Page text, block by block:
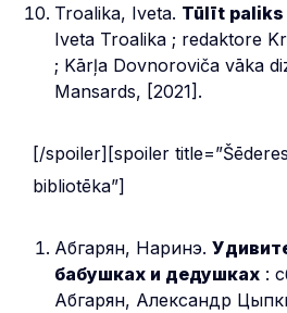
Troalika, Iveta. Tūlīt paliks
Iveta Troalika ; redaktore
; Kārļa Dovnoroviča vāka
Mansards, [2021].
[/spoiler][spoiler
bibliotēka”]
Абгарян, Наринэ.
бабушках и дедушках :
Абгарян, Александр